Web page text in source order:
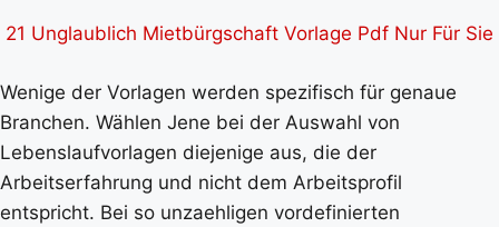
21 Unglaublich Mietbürgschaft Vorlage Pdf Nur Für Sie
Wenige der Vorlagen werden spezifisch für genaue
Branchen. Wählen Jene bei der Auswahl von
Lebenslaufvorlagen diejenige aus, die der
Arbeitserfahrung und nicht dem Arbeitsprofil
entspricht. Bei so unzaehligen vordefinierten